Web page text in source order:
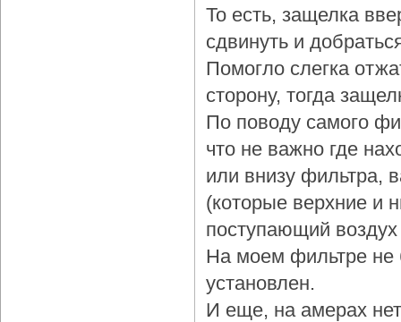
То есть, защелка
сдвинуть и
Помогло слегка
сторону, тогда
По поводу самого
что не важно где
или внизу фильтра,
(которые верхние и
поступающий
На моем фильтре не
установлен.
И еще, на амерах